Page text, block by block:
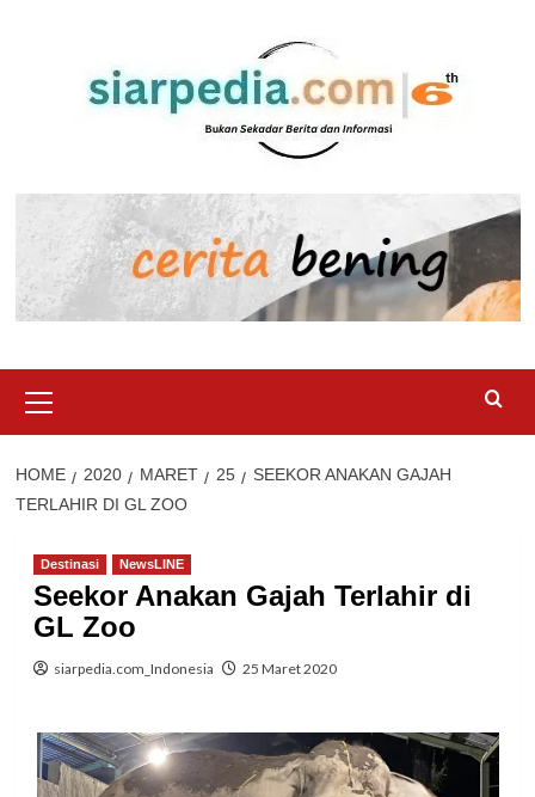
Menu
HOME 2020 MARET 25
SEEKOR ANAKAN GAJAH
TERLAHIR DI GL ZOO
Destinasi NewsLINE
Seekor Anakan Gajah Terlahir di
GL Zoo
siarpedia.com_Indonesia 25 Maret 2020